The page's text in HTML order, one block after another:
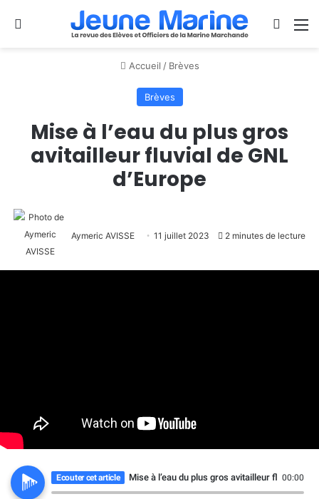
Se connecter
Accueil / Brèves
Brèves
Mise à l’eau du plus gros
avitailleur fluvial de GNL
d’Europe
Aymeric AVISSE 11 juillet 2023 2 minutes de lecture
Ecouter cet article Mise à l’eau du plus gros avitailleur fluvial de
00:00